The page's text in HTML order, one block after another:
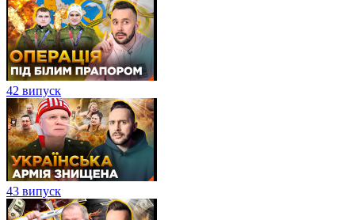
42 випуск
43 випуск